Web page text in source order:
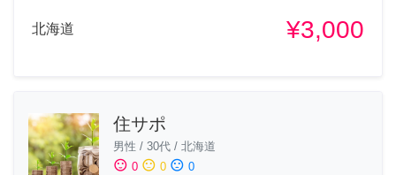
北海道 ¥3,000
住サポ
男性 / 30代 / 北海道
sentiment_satisfied 0 sentiment_neutral 0 sentiment_dissatisfied 0